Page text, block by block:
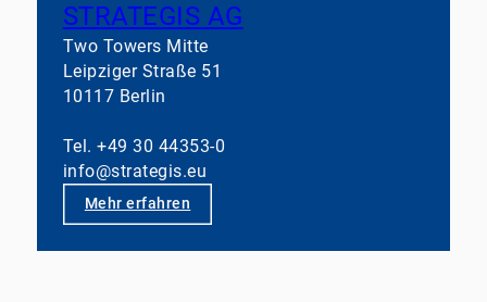
STRATEGIS AG
Two Towers Mitte
Leipziger Straße 51
10117 Berlin
Tel. +49 30 44353-0
info@strategis.eu
Mehr erfahren